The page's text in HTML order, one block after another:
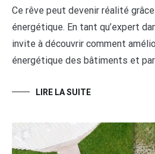
Ce rêve peut devenir réalité
énergétique. En tant qu’expert
invite à découvrir comment
énergétique des bâtiments et
LIRE LA SUITE